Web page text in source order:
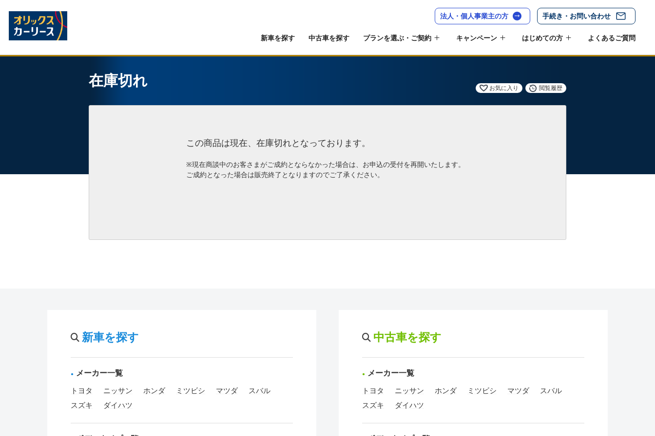
法人・個人事業主の方 手続き・お問い合わせ
新車を探す 中古車を探す プランを選ぶ・ご契約 キャンペーン はじめての方 よくあるご質問
在庫切れ お気に入り 閲覧履歴
この商品は現在、在庫切れとなっております。
※現在商談中のお客さまがご成約とならなかった場合は、お申込の受付を再開いたします。
ご成約となった場合は販売終了となりますのでご了承ください。
新車を探す
メーカー一覧
トヨタ ニッサン ホンダ ミツビシ マツダ
スバル
スズキ
ダイハツ
中古車を探す
メーカー一覧
トヨタ ニッサン ホンダ ミツビシ マツダ
スバル
スズキ
ダイハツ